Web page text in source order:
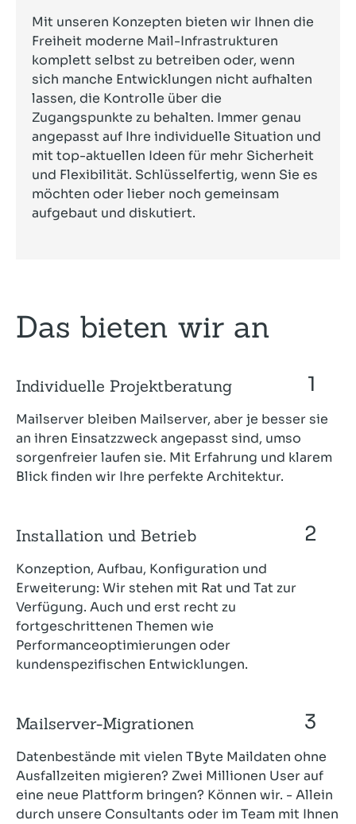
Mit unseren Konzepten bieten wir Ihnen die
Freiheit moderne Mail-Infrastrukturen
komplett selbst zu betreiben oder, wenn
sich manche Entwicklungen nicht aufhalten
lassen, die Kontrolle über die
Zugangspunkte zu behalten. Immer genau
angepasst auf Ihre individuelle Situation und
mit top-aktuellen Ideen für mehr Sicherheit
und Flexibilität. Schlüsselfertig, wenn Sie es
möchten oder lieber noch gemeinsam
aufgebaut und diskutiert.
Das bieten wir an
Individuelle Projektberatung
Mailserver bleiben Mailserver, aber je besser sie
an ihren Einsatzzweck angepasst sind, umso
sorgenfreier laufen sie. Mit Erfahrung und klarem
Blick finden wir Ihre perfekte Architektur.
Installation und Betrieb
Konzeption, Aufbau, Konfigu­ration und
Erweiterung: Wir stehen mit Rat und Tat zur
Verfügung. Auch und erst recht zu
fortgeschrittenen Themen wie
Performanceoptimierungen oder
kundenspezifischen Entwicklungen.
Mailserver-Migrationen
Datenbestände mit vielen TByte Maildaten ohne
Ausfallzeiten migieren? Zwei Millionen User auf
eine neue Plattform bringen? Können wir. - Allein
durch unsere Consultants oder im Team mit Ihnen